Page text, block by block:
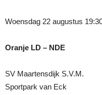
Woensdag 22 augustus
Oranje LD – NDE
SV Maartensdijk S.V.M.
Sportpark van Eck